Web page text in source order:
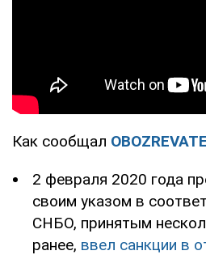
Как сообщал
2 февраля 2020 года
своим указом в
СНБО, принятым
ранее, ввел санкции в